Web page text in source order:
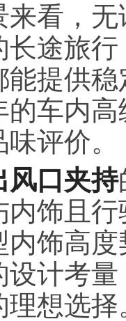
来看，无
长途旅
提供
的车内
评价。
风口夹持
饰且
内饰高
设计考
理想选择